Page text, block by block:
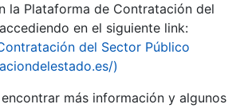
la Plataforma de Contratación del
en el siguiente link:
del Sector Público
)
más información y algunos